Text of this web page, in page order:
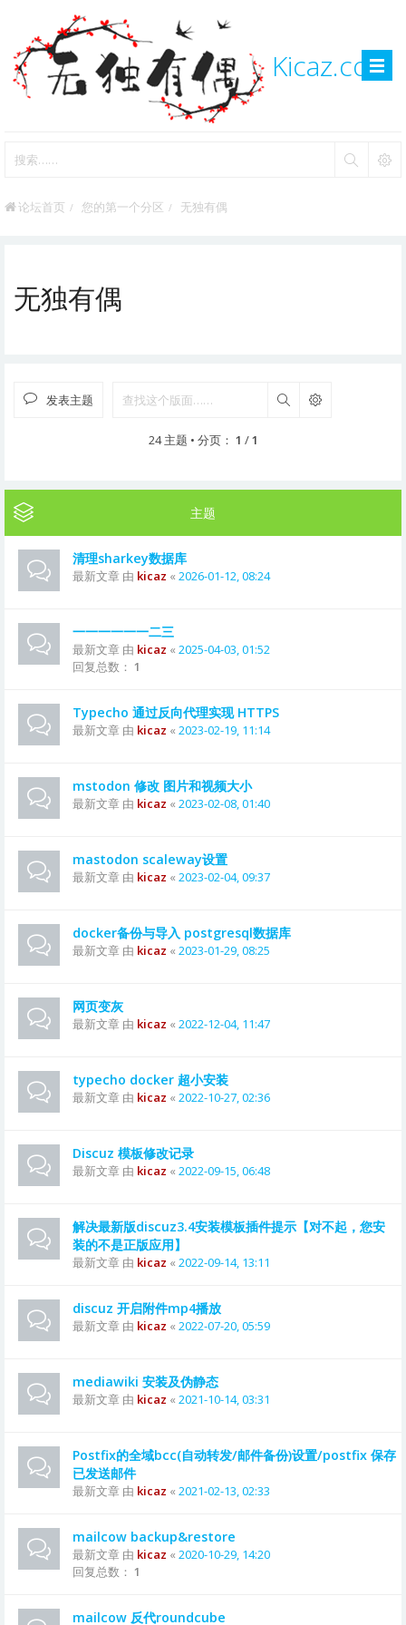
Kicaz.com
论坛首页 您的第一个分区 无独有偶
无独有偶
发表主题 搜索
24 主题 • 分页： 1 /1
主题
清理sharkey数据库
最新文章 由 kicaz « 2026-01-12, 08:24
一一一一一一二三
最新文章 由 kicaz « 2025-04-03, 01:52
回复总数： 1
Typecho 通过反向代理实现 HTTPS
最新文章 由 kicaz « 2023-02-19, 11:14
mstodon 修改 图片和视频大小
最新文章 由 kicaz « 2023-02-08, 01:40
mastodon scaleway设置
最新文章 由 kicaz « 2023-02-04, 09:37
docker备份与导入 postgresql数据库
最新文章 由 kicaz « 2023-01-29, 08:25
网页变灰
最新文章 由 kicaz « 2022-12-04, 11:47
typecho docker 超小安装
最新文章 由 kicaz « 2022-10-27, 02:36
Discuz 模板修改记录
最新文章 由 kicaz « 2022-09-15, 06:48
解决最新版discuz3.4安装模板插件提示【对不起，您安
装的不是正版应用】
最新文章 由 kicaz « 2022-09-14, 13:11
discuz 开启附件mp4播放
最新文章 由 kicaz « 2022-07-20, 05:59
mediawiki 安装及伪静态
最新文章 由 kicaz « 2021-10-14, 03:31
Postfix的全域bcc(自动转发/邮件备份)设置/postfix 保存
已发送邮件
最新文章 由 kicaz « 2021-02-13, 02:33
mailcow backup&restore
最新文章 由 kicaz « 2020-10-29, 14:20
回复总数： 1
mailcow 反代roundcube